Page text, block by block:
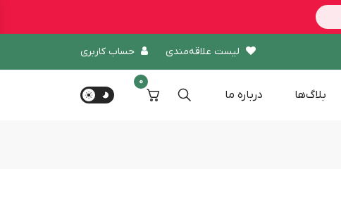
لیست علاقه‌مندی حساب کاربری
بلاگ‌ها درباره‌ ما
0